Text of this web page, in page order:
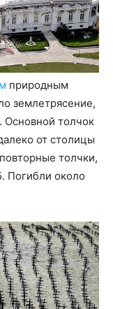
природным
землетрясение,
Основной толчок
от столицы
толчки,
Погибли около